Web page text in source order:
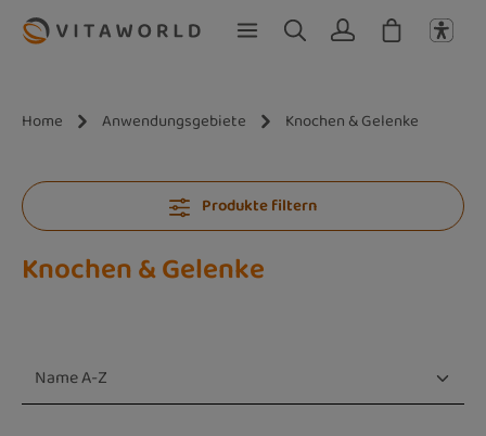
Zum Hauptinhalt springen
Home Anwendungsgebiete Knochen & Gelenke
Produkte filtern
Knochen & Gelenke